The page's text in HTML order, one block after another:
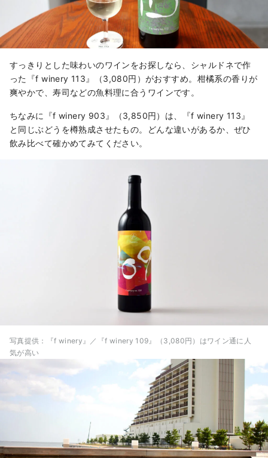
すっきりとした味わいのワインをお探しなら、シャルドネで作
った『f winery 113』（3,080円）がおすすめ。柑橘系の香りが
爽やかで、寿司などの魚料理に合うワインです。
ちなみに『f winery 903』（3,850円）は、『f winery 113』
と同じぶどうを樽熟成させたもの。どんな違いがあるか、ぜひ
飲み比べて確かめてみてください。
写真提供：『f winery』／『f winery 109』（3,080円）はワイン通に人
気が高い